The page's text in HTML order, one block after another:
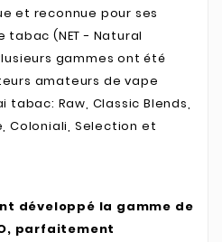
et reconnue pour ses
(NET - Natural
gammes ont été
amateurs de vape
Raw, Classic Blends,
Coloniali, Selection et
développé la gamme de
parfaitement